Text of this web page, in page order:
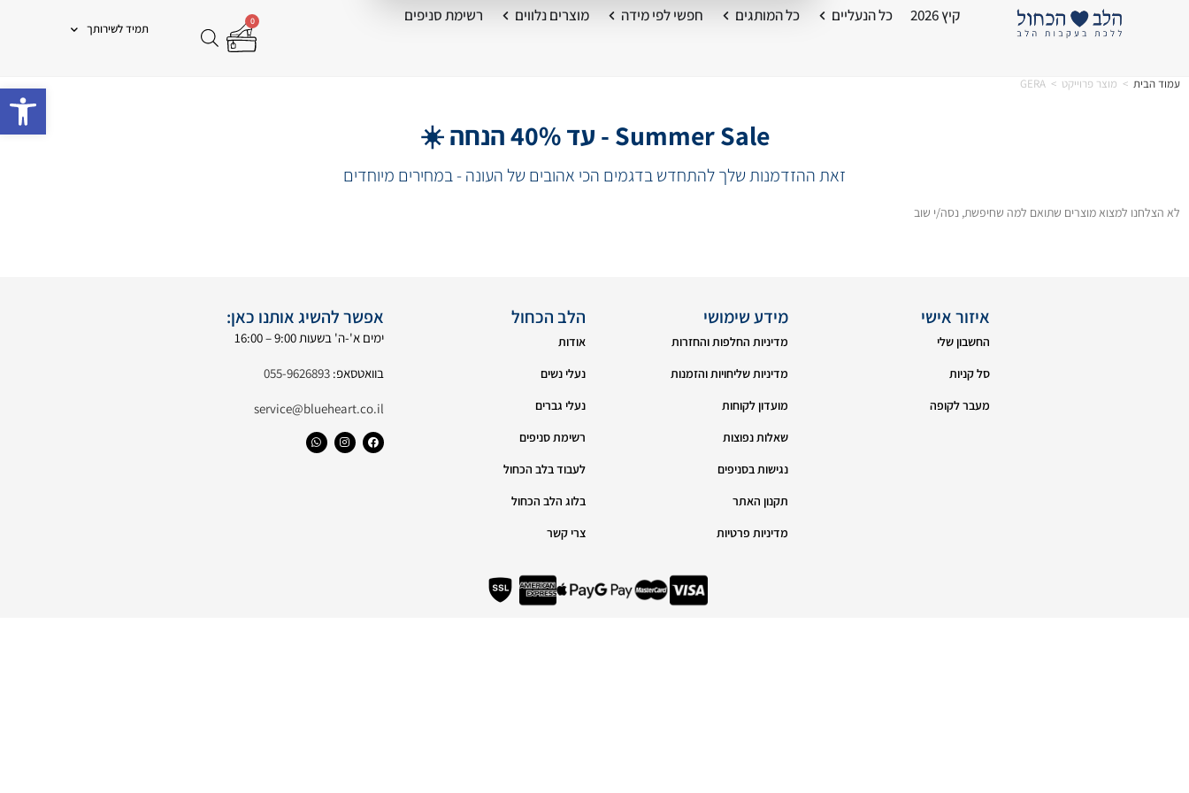
קיץ 2026 כל הנעליים כל המותגים חפשי לפי מידה מוצרים נלווים רשימת סניפים 0
תמיד לשירותך
עמוד הבית > מוצר פרוייקט >
GERA
Summer Sale - עד 40% הנחה ☀️
זאת ההזדמנות שלך להתחדש בדגמים הכי אהובים של העונה - במחירים מיוחדים
לא הצלחנו למצוא מוצרים שתואם למה שחיפשת, נסה/י שוב
איזור אישי
החשבון שלי
סל קניות
מעבר לקופה
מידע שימושי
מדיניות החלפות והחזרות
מדיניות שליחויות והזמנות
מועדון לקוחות
שאלות נפוצות
נגישות בסניפים
תקנון האתר
מדיניות פרטיות
הלב הכחול
אודות
נעלי נשים
נעלי גברים
רשימת סניפים
לעבוד בלב הכחול
בלוג הלב הכחול
צרי קשר
אפשר להשיג אותנו כאן:
ימים א'-ה' בשעות 9:00 – 16:00
בוואטסאפ:055-9626893
service@blueheart.co.il